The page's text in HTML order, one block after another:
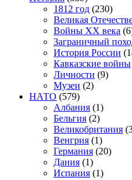
1812 год (230)
Великая
Войны XX века
Заграничный
История России
Кавказские войны
Личности (9)
Музеи (2)
НАТО (579)
Албания (1)
Бельгия (2)
Великобритания
Венгрия (1)
Германия (20)
Дания (1)
Испания (1)